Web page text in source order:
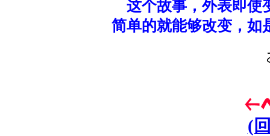
这个故事，外表即使
简单的就能够改变，如
(